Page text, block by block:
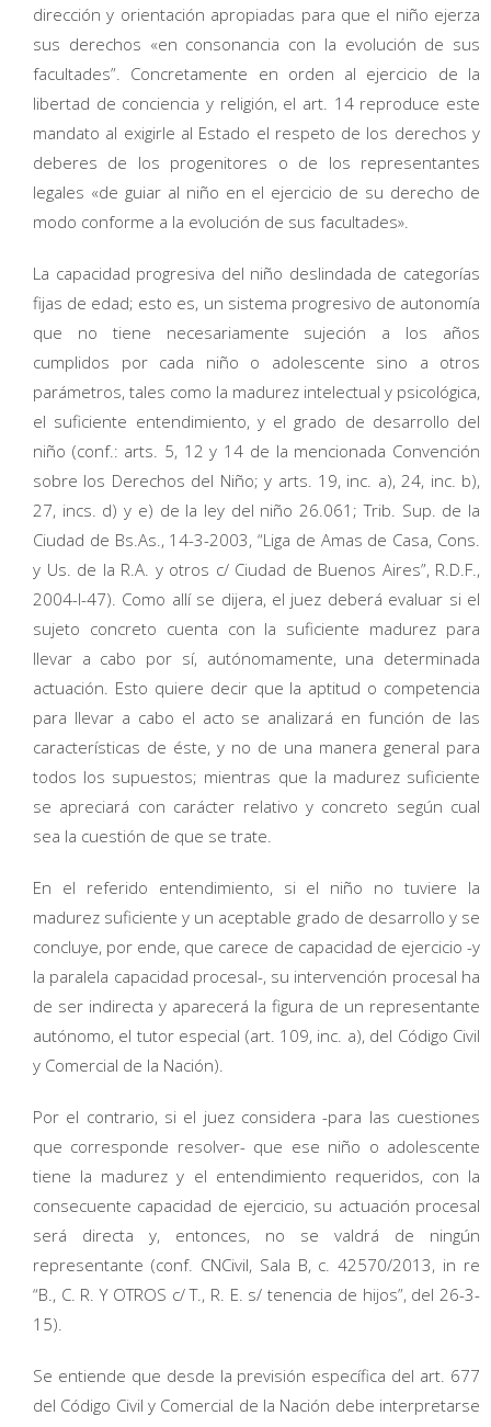
dirección y orientación apropiadas para que el niño ejerza
sus derechos «en consonancia con la evolución de sus
facultades”. Concretamente en orden al ejercicio de la
libertad de conciencia y religión, el art. 14 reproduce este
mandato al exigirle al Estado el respeto de los derechos y
deberes de los progenitores o de los representantes
legales «de guiar al niño en el ejercicio de su derecho de
modo conforme a la evolución de sus facultades».
La capacidad progresiva del niño deslindada de categorías
fijas de edad; esto es, un sistema progresivo de autonomía
que no tiene necesariamente sujeción a los años
cumplidos por cada niño o adolescente sino a otros
parámetros, tales como la madurez intelectual y psicológica,
el suficiente entendimiento, y el grado de desarrollo del
niño (conf.: arts. 5, 12 y 14 de la mencionada Convención
sobre los Derechos del Niño; y arts. 19, inc. a), 24, inc. b),
27, incs. d) y e) de la ley del niño 26.061; Trib. Sup. de la
Ciudad de Bs.As., 14-3-2003, “Liga de Amas de Casa, Cons.
y Us. de la R.A. y otros c/ Ciudad de Buenos Aires”, R.D.F.,
2004-I-47). Como allí se dijera, el juez deberá evaluar si el
sujeto concreto cuenta con la suficiente madurez para
llevar a cabo por sí, autónomamente, una determinada
actuación. Esto quiere decir que la aptitud o competencia
para llevar a cabo el acto se analizará en función de las
características de éste, y no de una manera general para
todos los supuestos; mientras que la madurez suficiente
se apreciará con carácter relativo y concreto según cual
sea la cuestión de que se trate.
En el referido entendimiento, si el niño no tuviere la
madurez suficiente y un aceptable grado de desarrollo y se
concluye, por ende, que carece de capacidad de ejercicio -y
la paralela capacidad procesal-, su intervención procesal ha
de ser indirecta y aparecerá la figura de un representante
autónomo, el tutor especial (art. 109, inc. a), del Código Civil
y Comercial de la Nación).
Por el contrario, si el juez considera -para las cuestiones
que corresponde resolver- que ese niño o adolescente
tiene la madurez y el entendimiento requeridos, con la
consecuente capacidad de ejercicio, su actuación procesal
será directa y, entonces, no se valdrá de ningún
representante (conf. CNCivil, Sala B, c. 42570/2013, in re
“B., C. R. Y OTROS c/ T., R. E. s/ tenencia de hijos”, del 26-3-
15).
Se entiende que desde la previsión específica del art. 677
del Código Civil y Comercial de la Nación debe interpretarse